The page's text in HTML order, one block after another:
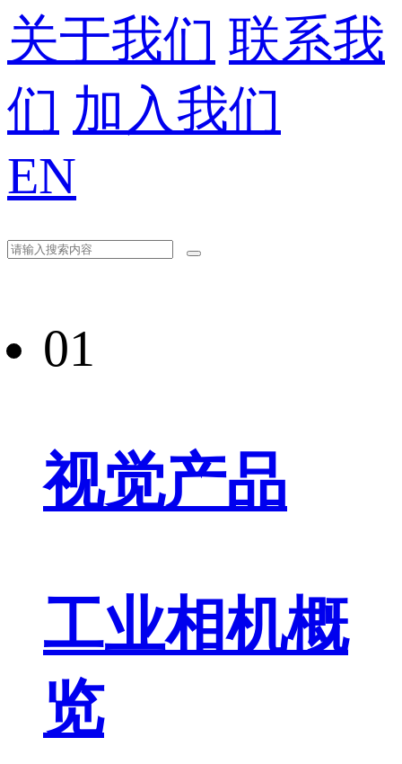
关于我们 联系我
们 加入我们
EN
01
视觉产品
工业相机概
览